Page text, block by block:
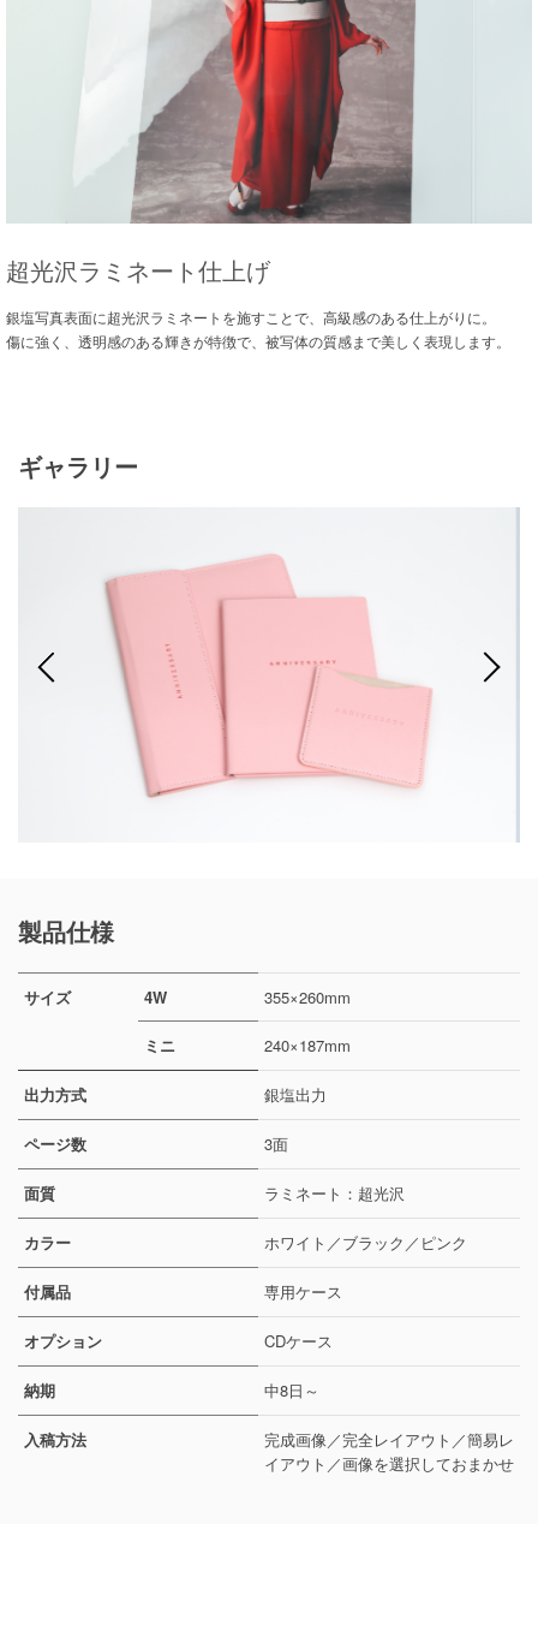
超光沢ラミネート仕上げ
銀塩写真表面に超光沢ラミネートを施すことで、高級感のある仕上がりに。
傷に強く、透明感のある輝きが特徴で、被写体の質感まで美しく表現します。
ギャラリー
製品仕様
サイズ 4W 355×260mm
ミニ 240×187mm
出力方式 銀塩出力
ページ数 3面
面質 ラミネート：超光沢
カラー ホワイト／ブラック／ピンク
付属品 専用ケース
オプション CDケース
納期 中8日～
入稿方法
完成画像／完全レイアウト／簡易レ
イアウト／画像を選択しておまかせ